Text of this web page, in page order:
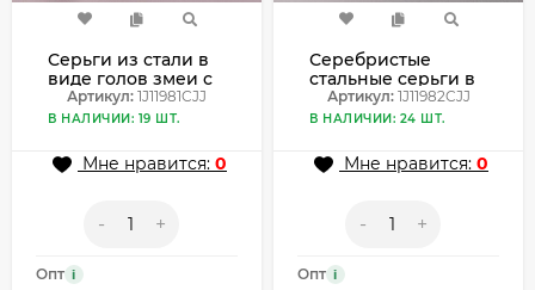
Серьги из стали в
виде голов змеи с
красными
кристаллами
Артикул: 1J11981CJJ
В НАЛИЧИИ: 19 ШТ.
Мне нравится: 0
- +
Опт i
Серебристые
стальные серьги в
форме змей с
яркими глазами
Артикул:1J11982CJJ
В НАЛИЧИИ: 24 ШТ.
Мне нравится: 0
- +
Опт i